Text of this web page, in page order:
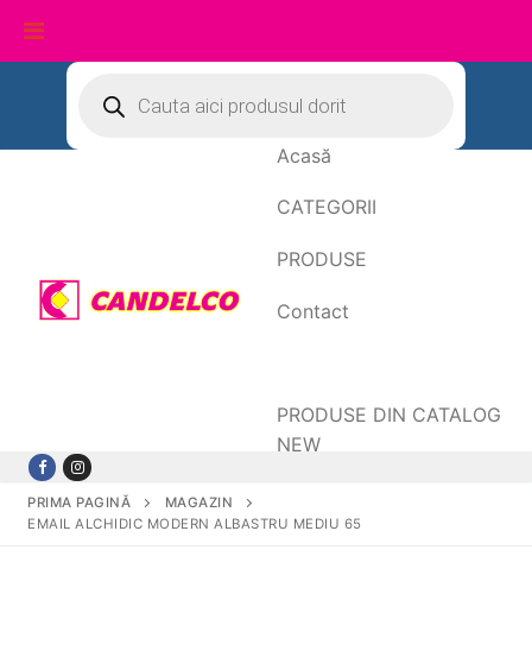
conținut
search
Acasă
CATEGORII
PRODUSE
Contact
PRODUSE DIN CATALOG
NEW
PRIMA PAGINĂ
MAGAZIN
EMAIL ALCHIDIC MODERN ALBASTRU MEDIU 65